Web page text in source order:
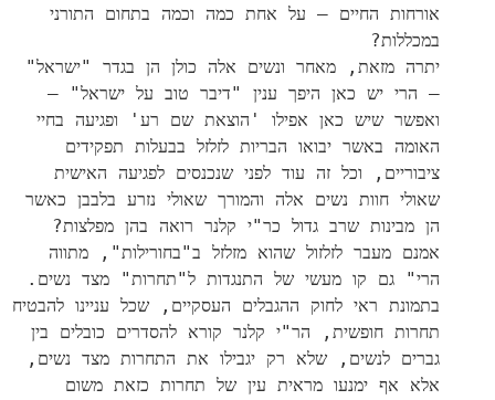
אורחות החיים – על אחת כמה וכמה בתחום התורני
במכללות?
יתרה מזאת, מאחר ונשים אלה כולן הן בגדר "ישראל"
– הרי יש כאן היפך ענין "דיבר טוב על ישראל" –
ואפשר שיש כאן אפילו 'הוצאת שם רע' ופגיעה בחיי
האומה באשר יבואו הבריות לזלזל בבעלות תפקידים
ציבוריים, וכל זה עוד לפני שנכנסים לפגיעה האישית
שאולי חוות נשים אלה והמורך שאולי נזרע בלבבן כאשר
הן מבינות שרב גדול כר"י קלנר רואה בהן מפלצות?
אמנם מעבר לזלזול שהוא מזלזל ב"בחורילות", מתווה
הרי" גם קו מעשי של התנגדות ל"תחרות" מצד נשים.
בתמונת ראי לחוק ההגבלים העסקיים, שכל עניינו להבטיח
תחרות חופשית, הר"י קלנר קורא להסדרים כובלים בין
גברים לנשים, שלא רק יגבילו את התחרות מצד נשים,
אלא אף ימנעו מראית עין של תחרות כזאת משום